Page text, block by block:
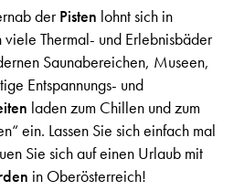
derPisten lohnt sich in
Thermal- und Erlebnisbäder
Saunabereichen, Museen,
Entspannungs- und
laden zum Chillen und zum
ein. Lassen Sie sich einfach mal
Sie sich auf einen Urlaub mit
in Oberösterreich!